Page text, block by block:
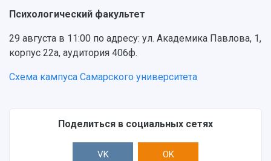
Психологический факультет
29 августа в 11:00 по адресу: ул. Академика Павлова, 1,
корпус 22а, аудитория 406ф.
Схема кампуса Самарского университета
Поделиться в социальных сетях
VK OK